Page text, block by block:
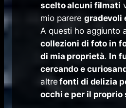
scelto alcuni filmati
mio parere gradevoli
A questi ho aggiunto
collezioni di foto in
di mia proprietà. In
cercando e
altre fonti di delizia
occhi e per il proprio